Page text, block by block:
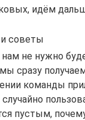
идём
советы
не нужно
сразу
команды
пустым,